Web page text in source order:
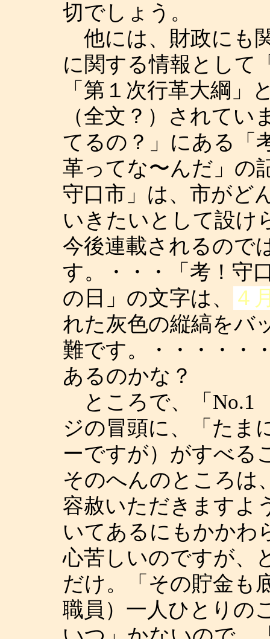
切でしょう。
他には、財政にも
に関する情報として
「第１次行革大綱」
（全文？）されて
てるの？」にある「
革ってな〜んだ」の
守口市」は、市がど
いきたいとして設け
今後連載されるので
す。・・・「考！守
の日」の文字は、
４
れた灰色の縦縞をバ
難です。・・・・・
あるのかな？
ところで、「No.1
ジの冒頭に、「たま
ーですが）がすべる
そのへんのところは
容赦いただきますよ
いてあるにもかかわ
心苦しいのですが、
だけ。「その貯金も
職員）一人ひとりの